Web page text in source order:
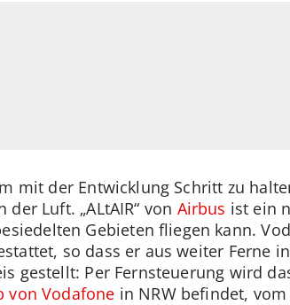
mit der Entwicklung Schritt zu
Luft. „ALtAIR“ von Airbus ist ein
Gebieten fliegen kann.
so dass er aus weiter Ferne
gestellt: Per Fernsteuerung wird
von Vodafone in NRW befindet,